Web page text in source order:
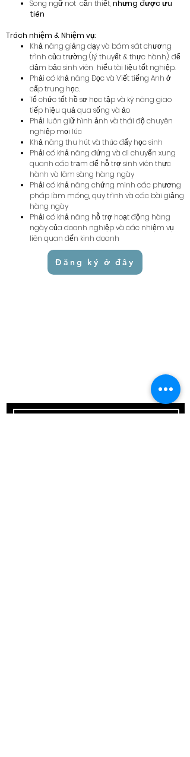
Song ngữ not cần thiết, nhưng được ưu
tiên
Trách nhiệm & Nhiệm vụ:
Khả năng giảng dạy và bám sát chương
trình của trường (lý thuyết & thực hành), để
đảm bảo sinh viên hiểu tài liệu tốt nghiệp.
Phải có khả năng Đọc và Viết tiếng Anh ở
cấp trung học.
Tổ chức tốt hồ sơ học tập và kỹ năng giao
tiếp hiệu quả qua sống và ảo
Phải luôn giữ hình ảnh và thái độ chuyên
nghiệp mọi lúc
Khả năng thu hút và thúc đẩy học sinh
Phải có khả năng đứng và di chuyển xung
quanh các trạm để hỗ trợ sinh viên thực
hành và lâm sàng hàng ngày
Phải có khả năng chứng minh các phương
pháp làm móng, quy trình và các bài giảng
hàng ngày
Phải có khả năng hỗ trợ hoạt động hàng
ngày của doanh nghiệp và các nhiệm vụ
liên quan đến kinh doanh
Đăng ký ở đây